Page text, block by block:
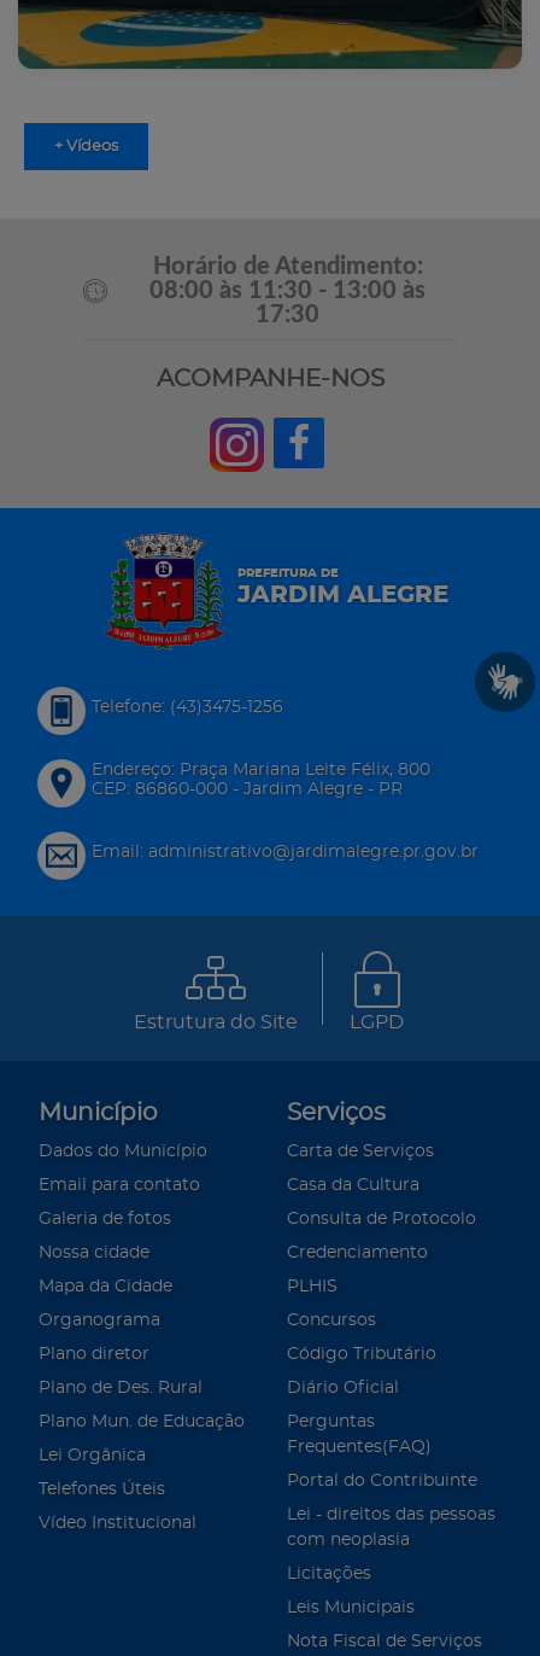
+ Vídeos
Horário de Atendimento:
08:00 às 11:30 - 13:00 às
17:30
ACOMPANHE-NOS
PREFEITURA DE
JARDIM ALEGRE
Telefone: (43)3475-1256
Endereço: Praça Mariana Leite Félix, 800
CEP: 86860-000 - Jardim Alegre - PR
Email: administrativo@jardimalegre.pr.gov.br
Estrutura do Site LGPD
Município
Dados do Município
Email para contato
Galeria de fotos
Nossa cidade
Mapa da Cidade
Organograma
Plano diretor
Plano de Des. Rural
Plano Mun. de Educação
Lei Orgânica
Telefones Úteis
Vídeo Institucional
Serviços
Carta de Serviços
Casa da Cultura
Consulta de Protocolo
Credenciamento
PLHIS
Concursos
Código Tributário
Diário Oficial
Perguntas
Frequentes(FAQ)
Portal do Contribuinte
Lei - direitos das pessoas
com neoplasia
Licitações
Leis Municipais
Nota Fiscal de Serviços